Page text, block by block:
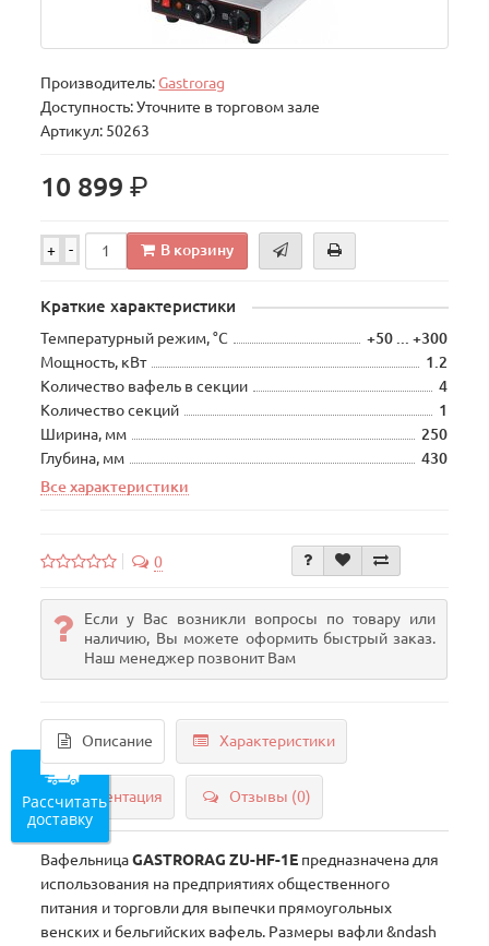
Производитель: Gastrorag
Доступность: Уточните в торговом зале
Артикул: 50263
10 899р.
+ - В корзину
Краткие характеристики
Температурный режим, °C
+50 ... +300
Мощность, кВт
1.2
Количество вафель в секции
4
Количество секций
1
Ширина, мм
250
Глубина, мм
430
Все характеристики
0
Если у Вас возникли вопросы по товару или
наличию, Вы можете оформить быстрый заказ.
Наш менеджер позвонит Вам
Описание Характеристики
Документация Отзывы (0)
ВафельницаGASTRORAG ZU-HF-1E предназначена для
использования на предприятиях общественного
питания и торговли для выпечки прямоугольных
венских и бельгийских вафель. Размеры вафли &ndash
Рассчитать
доставку